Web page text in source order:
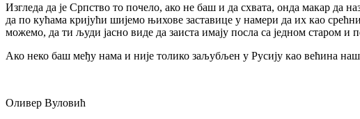
Изгледа да је Српство то почело, ако не баш и да схвата, онда макар да
да по кућама кријући шијемо њихове заставице у намери да их као
можемо, да ти људи јасно виде да заиста имају посла са једном старом
Ако неко баш међу нама и није толико заљубљен у Русију као већина
Оливер Вуловић